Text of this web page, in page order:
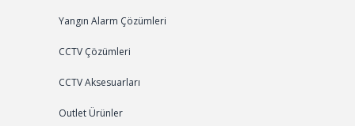
Yangın Alarm Çözümleri
CCTV Çözümleri
CCTV Aksesuarları
Outlet Ürünler